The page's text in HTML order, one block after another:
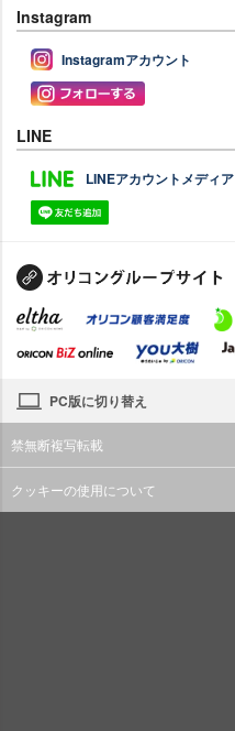
Instagram
Instagramアカウント
LINE
LINEアカウントメディア
PC版に切り替え
禁無断複写転載
クッキーの使用について